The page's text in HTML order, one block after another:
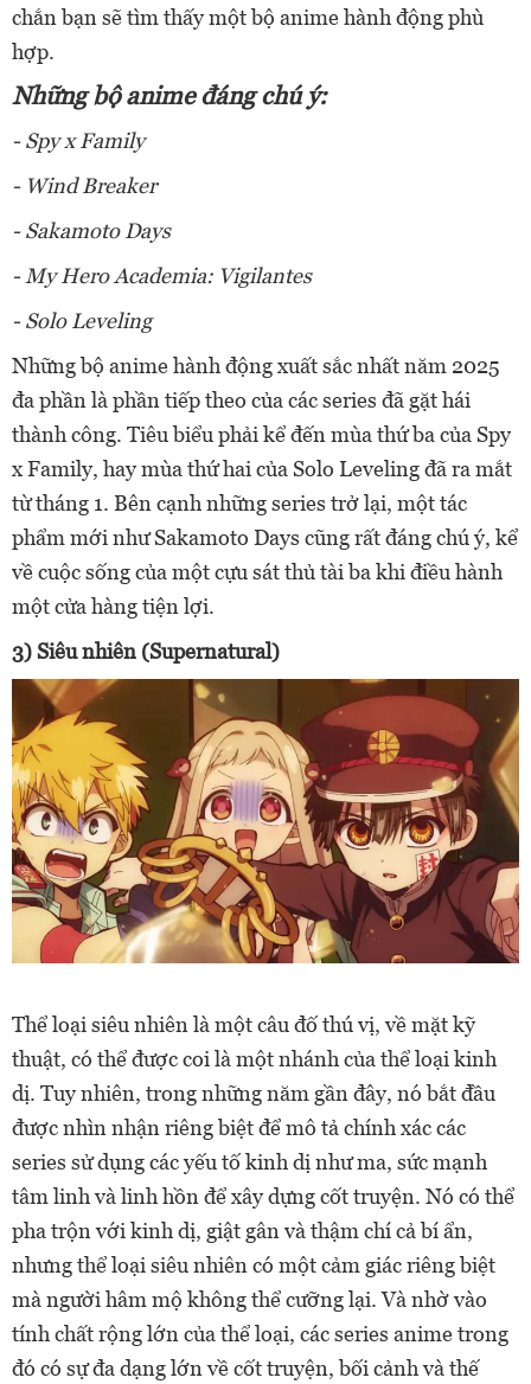
chắn bạn sẽ tìm thấy một bộ anime hành động phù
hợp.
Những bộ anime đáng chú ý:
- Spy x Family
- Wind Breaker
- Sakamoto Days
- My Hero Academia: Vigilantes
- Solo Leveling
Những bộ anime hành động xuất sắc nhất năm 2025
đa phần là phần tiếp theo của các series đã gặt hái
thành công. Tiêu biểu phải kể đến mùa thứ ba của Spy
x Family, hay mùa thứ hai của Solo Leveling đã ra mắt
từ tháng 1. Bên cạnh những series trở lại, một tác
phẩm mới như Sakamoto Days cũng rất đáng chú ý, kể
về cuộc sống của một cựu sát thủ tài ba khi điều hành
một cửa hàng tiện lợi.
3) Siêu nhiên (Supernatural)
Thể loại siêu nhiên là một câu đố thú vị, về mặt kỹ
thuật, có thể được coi là một nhánh của thể loại kinh
dị. Tuy nhiên, trong những năm gần đây, nó bắt đầu
được nhìn nhận riêng biệt để mô tả chính xác các
series sử dụng các yếu tố kinh dị như ma, sức mạnh
tâm linh và linh hồn để xây dựng cốt truyện. Nó có thể
pha trộn với kinh dị, giật gân và thậm chí cả bí ẩn,
nhưng thể loại siêu nhiên có một cảm giác riêng biệt
mà người hâm mộ không thể cưỡng lại. Và nhờ vào
tính chất rộng lớn của thể loại, các series anime trong
đó có sự đa dạng lớn về cốt truyện, bối cảnh và thế